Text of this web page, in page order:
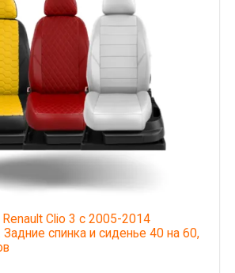
Clio 3 с 2005-2014
Задние спинка и сиденье 40 на 60,